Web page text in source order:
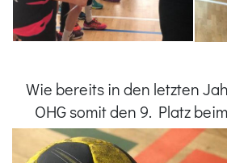
Wie bereits in den letzten
OHG somit den 9. Platz